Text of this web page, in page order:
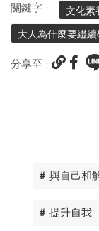
關鍵字 : 文化素
大人為什麼要繼續
分享至 :
# 與自己和
# 提升自我